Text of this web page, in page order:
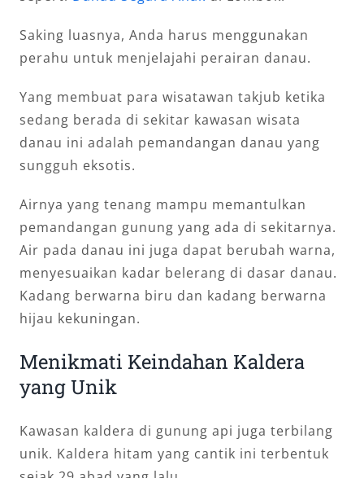
Saking luasnya, Anda harus menggunakan
perahu untuk menjelajahi perairan danau.
Yang membuat para wisatawan takjub ketika
sedang berada di sekitar kawasan wisata
danau ini adalah pemandangan danau yang
sungguh eksotis.
Airnya yang tenang mampu memantulkan
pemandangan gunung yang ada di sekitarnya.
Air pada danau ini juga dapat berubah warna,
menyesuaikan kadar belerang di dasar danau.
Kadang berwarna biru dan kadang berwarna
hijau kekuningan.
Menikmati Keindahan Kaldera
yang Unik
Kawasan kaldera di gunung api juga terbilang
unik. Kaldera hitam yang cantik ini terbentuk